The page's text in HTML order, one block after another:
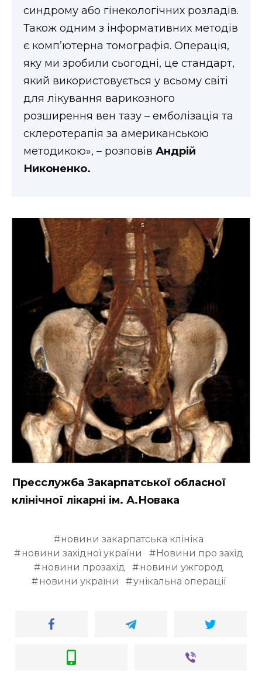
синдрому або гінекологічних розладів.
Також одним з інформативних методів
є комп’ютерна томографія. Операція,
яку ми зробили сьогодні, це стандарт,
який використовується у всьому світі
для лікування варикозного
розширення вен тазу – емболізація та
склеротерапія за американською
методикою», – розповів Андрій
Никоненко.
Пресслужба Закарпатської обласної
клінічної лікарні ім. А.Новака
новини закарпатська клініка
новини західної україни
Новини про захід
новини прозахід
новини ужгород
новини україни
унікальна операції